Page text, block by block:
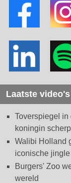
Laatste video's
Toverspiegel in
koningin
Walibi Holland
iconische
Burgers' Zoo
wereld